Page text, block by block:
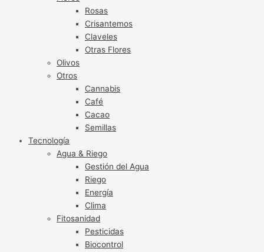
Rosas
Crisantemos
Claveles
Otras Flores
Olivos
Otros
Cannabis
Café
Cacao
Semillas
Tecnología
Agua & Riego
Gestión del Agua
Riego
Energía
Clima
Fitosanidad
Pesticidas
Biocontrol